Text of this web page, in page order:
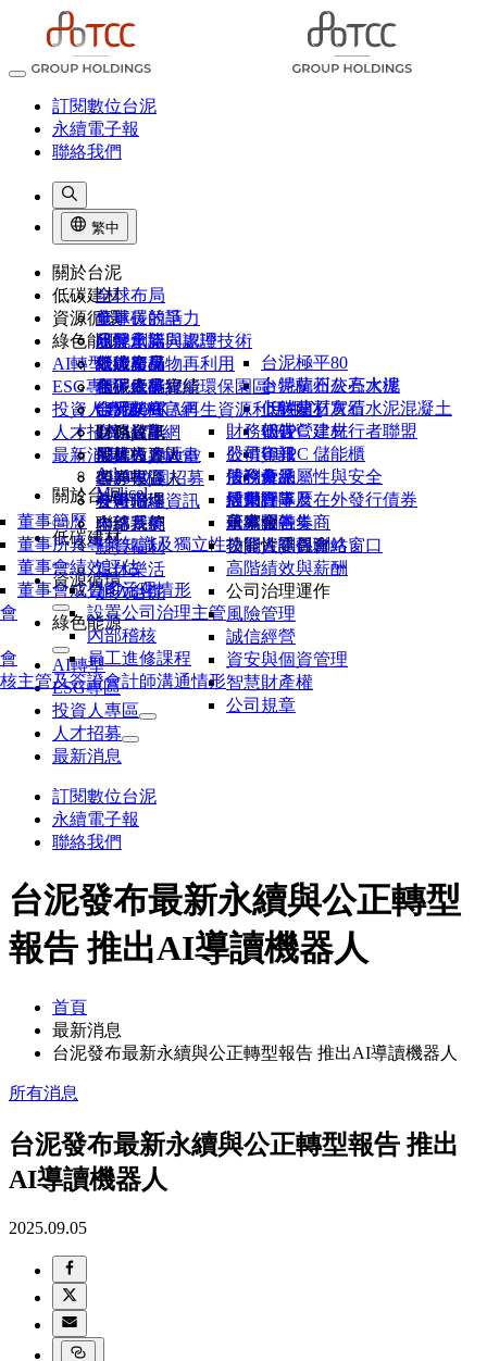
訂閱數位台泥
永續電子報
聯絡我們
繁中
關於台泥
全球布局
董事長的話
品牌承諾
組織架構
台泥大事紀
台泥榮耀
1101故事
供應商專區
客戶專區
各廠聯絡資訊
內部系統
低碳建材
全球碳競爭力
研發創新與認證
低碳產品
台泥極平80
卜特蘭石灰石水泥
卜特蘭石灰石水泥混凝土
UHPC 建材
UHPC 儲能櫃
產品屬性與安全
低碳產品實績
台泥杭州公亮大樓
低碳建材實績
低碳營建先行者聯盟
CIMPOR官網
OYAK官網
資源循環
水泥窯協同處理技術
營建廢棄物再利用
和平低碳綠能環保園區
台泥DAKA再生資源利用中心
綠色能源
綠能布局
台泥綠能
能元超商
台泥儲能
NHOA Energy
Atlante
Molicel
AI轉型
ESG專區
投資人專區
財務資訊
財務報告
公司年報
法說會
活動行事曆
股權投資人
股價資訊
股利分派
股東會
研究報告券商
公開資訊觀測站
債券投資人
債務彙總
信用評等及在外發行債券
永續金融
公司治理
經營團隊
董事會
董事簡歷
董事所具專業知識及獨立性
董事會績效評估
董事會成員多元化
功能性委員會
主管及簽證會計師溝通情形
高階績效與薪酬
公司治理運作
公司治理情形
設置公司治理主管
內部稽核
員工進修課程
風險管理
誠信經營
資安與個資管理
智慧財產權
公司規章
聯絡我們
基本問答集
投資人關係聯絡窗口
人才招募
尼莫人才計畫
2026 校園招募
友善職場
全球菁英
薪資福利
退休樂活
加入台泥
最新消息
關於台泥
低碳建材
資源循環
綠色能源
AI轉型
ESG專區
投資人專區
人才招募
最新消息
訂閱數位台泥
永續電子報
聯絡我們
台泥發布最新永續與公正轉型
報告 推出AI導讀機器人
首頁
最新消息
台泥發布最新永續與公正轉型報告 推出AI導讀機器人
所有消息
台泥發布最新永續與公正轉型報告 推出
AI導讀機器人
2025.09.05